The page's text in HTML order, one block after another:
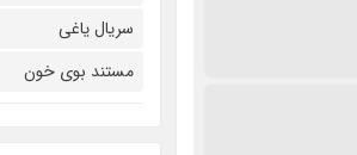
سریال یاغی
مستند بوی خون